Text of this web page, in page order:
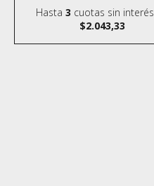
Hasta3 cuotas sin interés
$2.043,33